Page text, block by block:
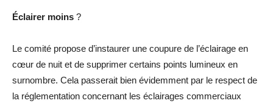
Éclairer moins ?
Le comité propose d’instaurer une coupure de l’éclairage en
cœur de nuit et de supprimer certains points lumineux en
surnombre. Cela passerait bien évidemment par le respect de
la réglementation concernant les éclairages commerciaux